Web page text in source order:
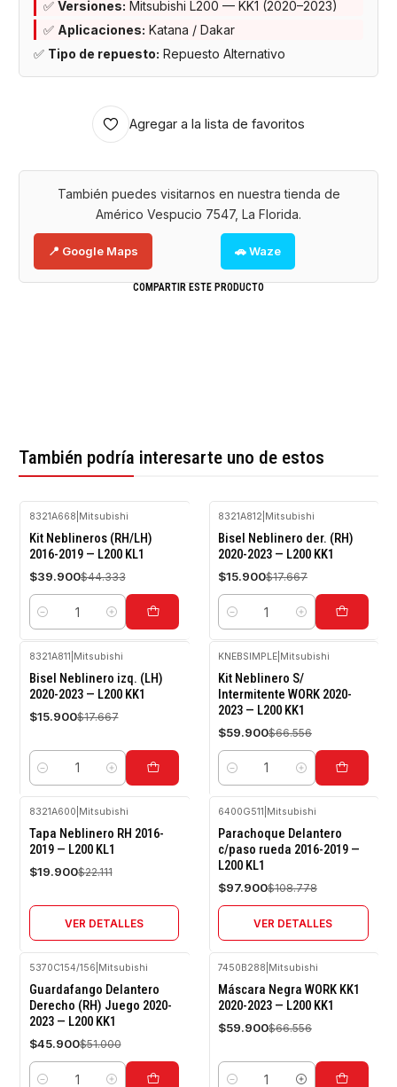
✅ Versiones: Mitsubishi L200 — KK1 (2020–2023)
✅ Aplicaciones: Katana / Dakar
✅ Tipo de repuesto: Repuesto Alternativo
Agregar a la lista de favoritos
También puedes visitarnos en nuestra tienda de
Américo Vespucio 7547, La Florida.
📍 Google Maps 🚗 Waze
COMPARTIR ESTE PRODUCTO
También podría interesarte uno de estos
-10%
OFF
8321A668 Mitsubishi
Kit Neblineros (RH/LH)
2016-2019 — L200 KL1
$39.900$44.333
Cantidad
-10%
OFF
8321A812 Mitsubishi
Bisel Neblinero der. (RH)
2020-2023 — L200 KK1
$15.900$17.667
Cantidad
-10%
OFF
8321A811 Mitsubishi
Bisel Neblinero izq. (LH)
2020-2023 — L200 KK1
$15.900$17.667
Cantidad
-10%
OFF
KNEBSIMPLE Mitsubishi
Kit Neblinero S/
Intermitente WORK 2020-
2023 — L200 KK1
$59.900$66.556
Cantidad
-10%
OFF
8321A600 Mitsubishi
Tapa Neblinero RH 2016-
2019 — L200 KL1
$19.900$22.111
VER DETALLES
-10%
OFF
Agotado
6400G511 Mitsubishi
Parachoque Delantero
c/paso rueda 2016-2019 —
L200 KL1
$97.900$108.778
VER DETALLES
-10%
OFF
5370C154/156 Mitsubishi
Guardafango Delantero
Derecho (RH) Juego 2020-
2023 — L200 KK1
$45.900$51.000
-10%
OFF
7450B288 Mitsubishi
Máscara Negra WORK KK1
2020-2023 — L200 KK1
$59.900$66.556